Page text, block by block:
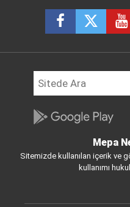
Mepa
Sitemizde kullanılan içerik ve
kullanımı